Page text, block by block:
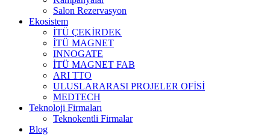
Salon Rezervasyon
Ekosistem
İTÜ ÇEKİRDEK
İTÜ MAGNET
INNOGATE
İTÜ MAGNET FAB
ARI TTO
ULUSLARARASI PROJELER OFİSİ
MEDTECH
Teknoloji Firmaları
Teknokentli Firmalar
Blog